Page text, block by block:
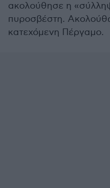
ακολούθησε η
πυροσβέστη.
κατεχόμενη Πέργαμο.